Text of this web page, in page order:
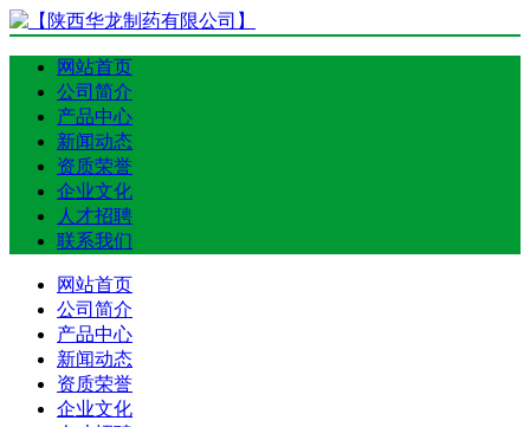
网站首页
公司简介
产品中心
新闻动态
资质荣誉
企业文化
人才招聘
联系我们
网站首页
公司简介
产品中心
新闻动态
资质荣誉
企业文化